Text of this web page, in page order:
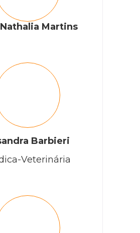
Martins
Barbieri
Veterinária